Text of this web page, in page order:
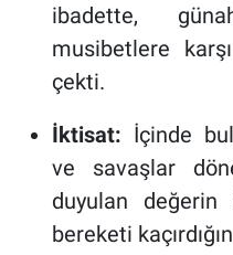
ibadette,
musibetlere
çekti.
İktisat: İçinde
ve savaşlar
duyulan değerin
bereketi